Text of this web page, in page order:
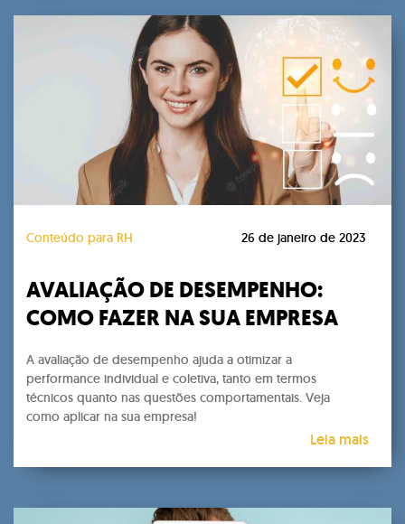
Conteúdo para RH 26 de janeiro de 2023
AVALIAÇÃO DE DESEMPENHO:
COMO FAZER NA SUA EMPRESA
A avaliação de desempenho ajuda a otimizar a
performance individual e coletiva, tanto em termos
técnicos quanto nas questões comportamentais. Veja
como aplicar na sua empresa!
Leia mais